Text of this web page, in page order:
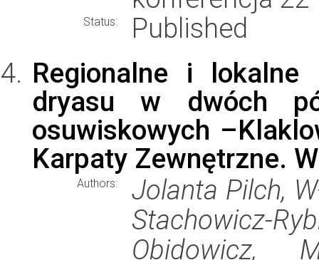
Status:
Published
Regionalne i
dryasu w dwóch
osuwiskowych
Karpaty Zewnętrzne.
Authors:
Jolanta Pilch,
Stachowicz-
Obidowicz,